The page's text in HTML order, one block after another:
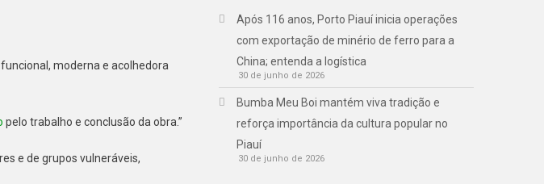
moderna e acolhedora
pelo trabalho e conclusão da obra.”
e de grupos vulneráveis,
Após 116 anos, Porto Piauí inicia operações
com exportação de minério de ferro para a
China; entenda a logística
30 de junho de 2026
Bumba Meu Boi mantém viva tradição e
reforça importância da cultura popular no
Piauí
30 de junho de 2026